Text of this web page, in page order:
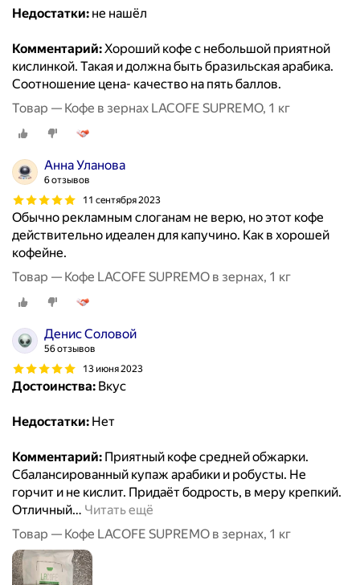
Недостатки: не нашёл
Комментарий:Хороший кофе с небольшой приятной
кислинкой. Такая и должна быть бразильская арабика.
Соотношение цена- качество на пять баллов.
Товар — Кофе в зернах LACOFE SUPREMO, 1 кг
Анна Уланова
6 отзывов
11 сентября 2023
Обычно рекламным слоганам не верю, но этот кофе
действительно идеален для капучино. Как в хорошей
кофейне.
Товар — Кофе LACOFE SUPREMO в зернах, 1 кг
Денис Соловой
56 отзывов
13 июня 2023
Достоинства: Вкус
Недостатки: Нет
Комментарий: Приятный кофе средней обжарки.
Сбалансированный купаж арабики и робусты. Не
горчит и не кислит. Придаёт бодрость, в меру крепкий.
Отличный… Читать ещё
Товар — Кофе LACOFE SUPREMO в зернах, 1 кг